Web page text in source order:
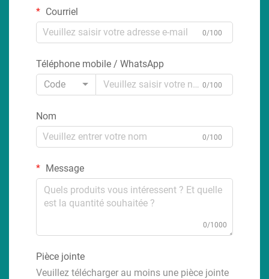
Courriel
0/100
Téléphone mobile / WhatsApp
Code
0/100
Nom
0/100
Message
0/1000
Pièce jointe
Veuillez télécharger au moins une pièce jointe